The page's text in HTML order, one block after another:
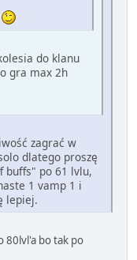
do klanu
gra max 2h
zagrać w
dlatego proszę
buffs" po 61 lvlu,
1 vamp 1 i
lepiej.
80lvl'a bo tak po